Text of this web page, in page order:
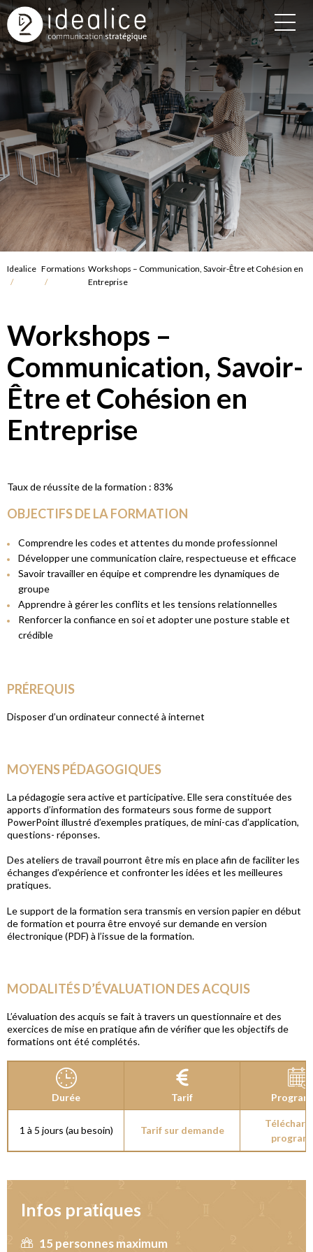
Idealice Formations Workshops – Communication, Savoir-Être et Cohésion en
Entreprise
Workshops –
Communication, Savoir-
Être et Cohésion en
Entreprise
Taux de réussite de la formation : 83%
OBJECTIFS DE LA FORMATION
Comprendre les codes et attentes du monde professionnel
Développer une communication claire, respectueuse et efficace
Savoir travailler en équipe et comprendre les dynamiques de
groupe
Apprendre à gérer les conflits et les tensions relationnelles
Renforcer la confiance en soi et adopter une posture stable et
crédible
PRÉREQUIS
Disposer d’un ordinateur connecté à internet
MOYENS PÉDAGOGIQUES
La pédagogie sera active et participative. Elle sera constituée des
apports d’information des formateurs sous forme de support
PowerPoint illustré d’exemples pratiques, de mini-cas d’application,
questions- réponses.
Des ateliers de travail pourront être mis en place afin de faciliter les
échanges d’expérience et confronter les idées et les meilleures
pratiques.
Le support de la formation sera transmis en version papier en début
de formation et pourra être envoyé sur demande en version
électronique (PDF) à l’issue de la formation.
MODALITÉS D’ÉVALUATION DES ACQUIS
L’évaluation des acquis se fait à travers un questionnaire et des
exercices de mise en pratique afin de vérifier que les objectifs de
formations ont été complétés.
Durée Tarif
1 à 5 jours (au besoin) Tarif sur demande
Infos pratiques
15 personnes maximum